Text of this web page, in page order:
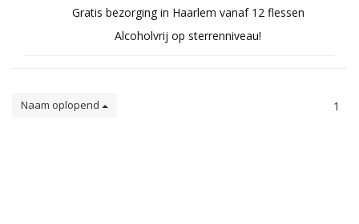
Gratis bezorging in Haarlem vanaf 12 flessen
Alcoholvrij op sterrenniveau!
Naam oplopend 1